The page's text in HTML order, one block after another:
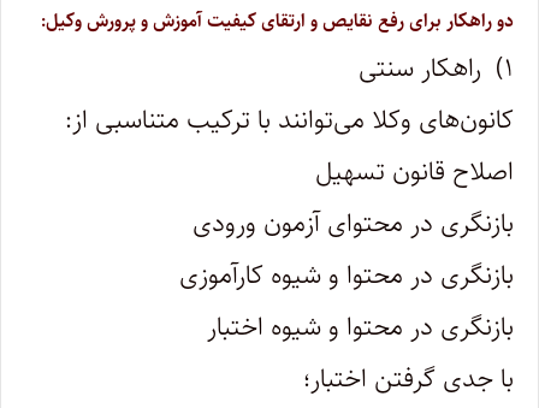
دو راهکار برای رفع نقایص و ارتقای کیفیت آموزش و پرورش وکیل:
۱) راهکار سنتی
کانون‌های وکلا می‌توانند با ترکیب متناسبی از:
اصلاح قانون تسهیل
بازنگری در محتوای آزمون ورودی
بازنگری در محتوا و شیوه کارآموزی
بازنگری در محتوا و شیوه اختبار
با جدی گرفتن اختبار؛